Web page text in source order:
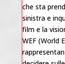
che sta
sinistra e
film e la
WEF (World